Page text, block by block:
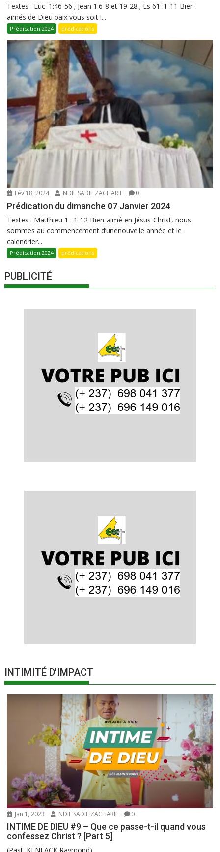
Textes : Luc. 1:46-56 ; Jean 1:6-8 et 19-28 ; Es 61 :1-11 Bien-
aimés de Dieu paix vous soit !...
Prédication 2024 prédications
Fév 18, 2024 NDIE SADIE ZACHARIE 0
Prédication du dimanche 07 Janvier 2024
Textes : Matthieu 1 : 1-12 Bien-aimé en Jésus-Christ, nous
sommes au commencement d’unenouvelle année et le
calendrier...
Prédication 2024 prédications
PUBLICITÉ
INTIMITÉ D'IMPACT
Jan 1, 2023 NDIE SADIE ZACHARIE 0
INTIME DE DIEU #9 – Que ce passe-t-il quand vous
confessez Christ ? [Part 5]
(Past. KENFACK Raymond)